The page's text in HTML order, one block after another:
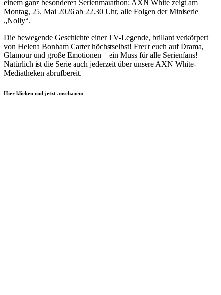
einem ganz besonderen Serienmarathon: AXN White zeigt am
Montag, 25. Mai 2026 ab 22.30 Uhr, alle Folgen der Miniserie
„Nolly“.
Die bewegende Geschichte einer TV-Legende, brillant verkörpert
von Helena Bonham Carter höchstselbst! Freut euch auf Drama,
Glamour und große Emotionen – ein Muss für alle Serienfans!
Natürlich ist die Serie auch jederzeit über unsere AXN White-
Mediatheken abrufbereit.
Hier klicken und jetzt anschauen: